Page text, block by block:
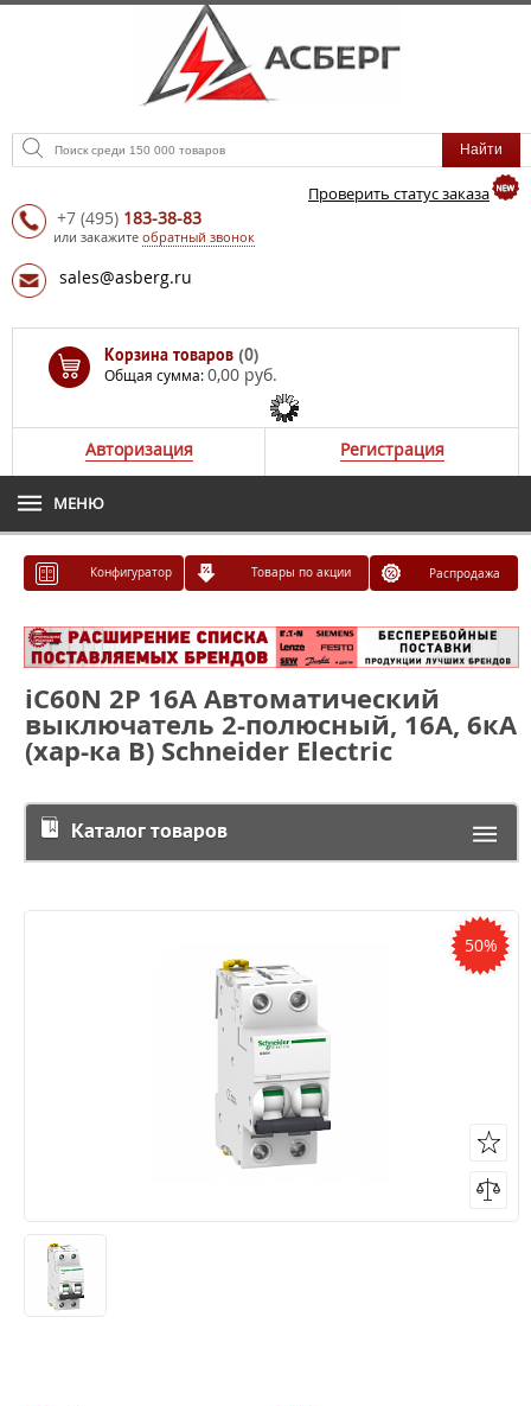
Проверить статус заказа
+7 (495) 183-38-83
или закажите обратный звонок
sales@asberg.ru
Корзина товаров (0)
Общая сумма:0,00 руб.
Авторизация Регистрация
МЕНЮ
Конфигуратор Товары по акции Распродажа
iC60N 2P 16А Автоматический
выключатель 2-полюсный, 16А, 6кА
(хар-ка B) Schneider Electric
Каталог товаров
50%